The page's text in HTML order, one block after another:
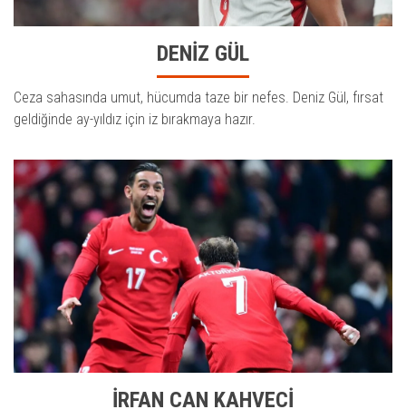
DENİZ GÜL
Ceza sahasında umut, hücumda taze bir nefes. Deniz Gül, fırsat
geldiğinde ay-yıldız için iz bırakmaya hazır.
İRFAN CAN KAHVECİ